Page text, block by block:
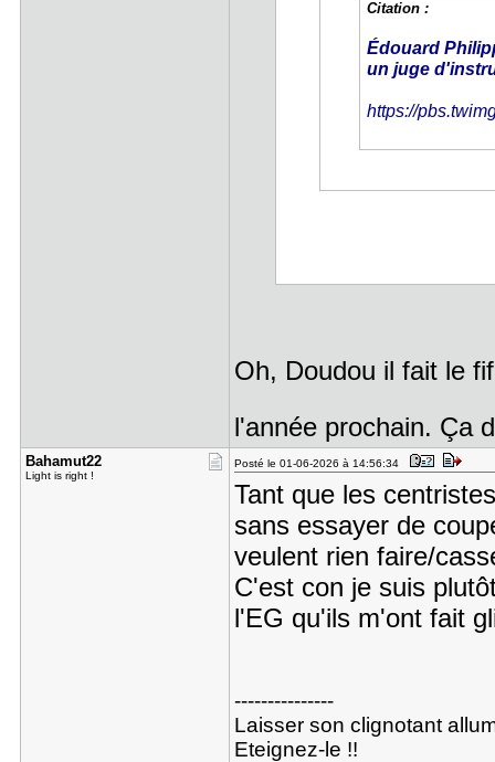
Citation :
Édouard
un juge
https://
Oh, Doudou il fait le
l'année prochain. Ça
Bahamut22
Light is right !
Posté le 01-06-2026 à 14:56:34
Tant que les
sans essayer de
veulent rien faire/
C'est con je suis
l'EG qu'ils m'ont fait
---------------
Laisser son clignotant
Eteignez-le !!